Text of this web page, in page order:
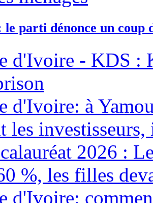
parti dénonce un coup
d'Ivoire - KDS :
d'Ivoire: à
les
2026 :
%, les filles
d'Ivoire: